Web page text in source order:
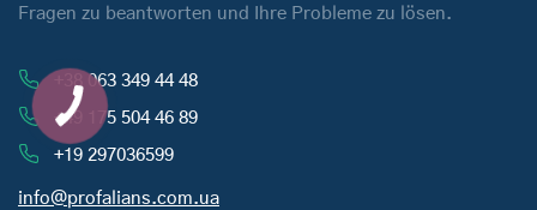
Fragen zu beantworten und Ihre Probleme zu lösen.
+38 063 349 44 48
+49 175 504 46 89
+19 297036599
info@profalians.com.ua